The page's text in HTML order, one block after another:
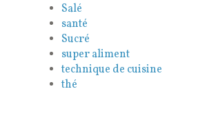
Salé
santé
Sucré
super aliment
technique de cuisine
thé